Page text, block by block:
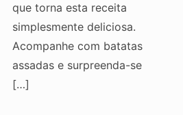
que torna esta receita
simplesmente deliciosa.
Acompanhe com batatas
assadas e surpreenda-se
[…]